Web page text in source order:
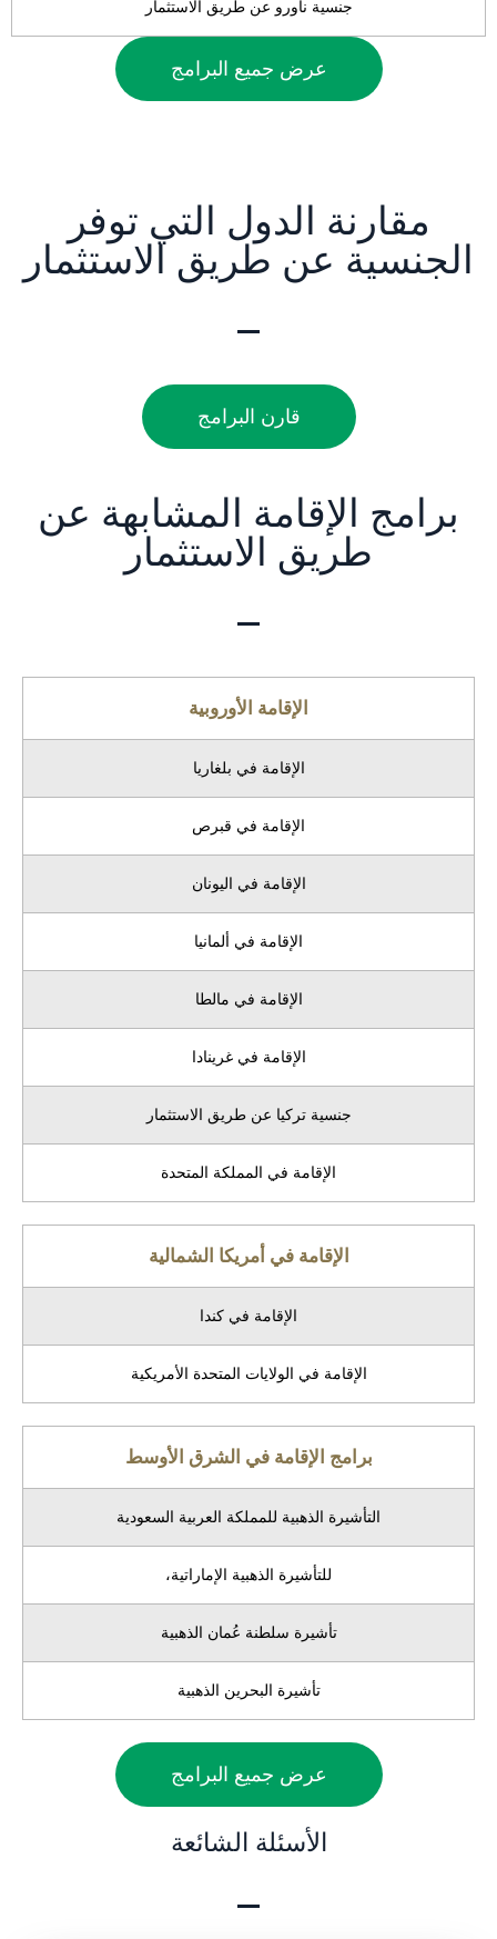
جنسية ناورو عن طريق الاستثمار
عرض جميع البرامج
مقارنة الدول التي توفر
الجنسية عن طريق الاستثمار
قارن البرامج
برامج الإقامة المشابهة عن
طريق الاستثمار
الإقامة الأوروبية
الإقامة في بلغاريا
الإقامة في قبرص
الإقامة في اليونان
الإقامة في ألمانيا
الإقامة في مالطا
الإقامة في غرينادا
جنسية تركيا عن طريق الاستثمار
الإقامة في المملكة المتحدة
الإقامة في أمريكا الشمالية
الإقامة في كندا
الإقامة في الولايات المتحدة الأمريكية
برامج الإقامة في الشرق الأوسط
التأشيرة الذهبية للمملكة العربية السعودية
للتأشيرة الذهبية الإماراتية،
تأشيرة سلطنة عُمان الذهبية
تأشيرة البحرين الذهبية
عرض جميع البرامج
الأسئلة الشائعة